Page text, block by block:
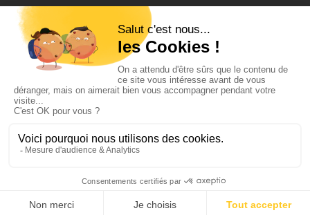
Appelez-nous au450-478-5175
fissuresdefondation.ca/fissures-de-fondation
Tous droits réservés ©www.veterinairesteannedesplaines.ca
Sitemap•Créé et hébergé chez MaPlateforme.ca